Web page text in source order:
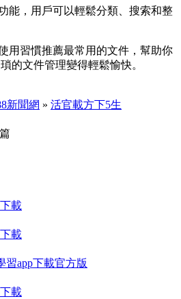
能，用戶可以輕鬆分類、搜索和整
用習慣推薦最常用的文件，幫助你
的文件管理變得輕鬆愉快。
新聞網 » 活官載方下5生
載
載
習app下載官方版
載